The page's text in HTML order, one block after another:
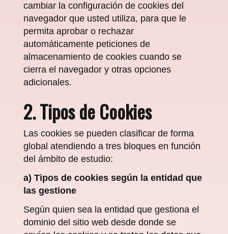
cambiar la configuración de cookies del
navegador que usted utiliza, para que le
permita aprobar o rechazar
automáticamente peticiones de
almacenamiento de cookies cuando se
cierra el navegador y otras opciones
adicionales.
2. Tipos de Cookies
Las cookies se pueden clasificar de forma
global atendiendo a tres bloques en función
del ámbito de estudio:
a) Tipos de cookies según la entidad que
las gestione
Según quien sea la entidad que gestiona el
dominio del sitio web desde donde se